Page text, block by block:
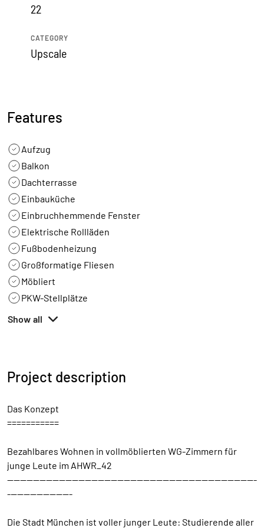
22
CATEGORY
Upscale
Features
Aufzug
Balkon
Dachterrasse
Einbauküche
Einbruchhemmende Fenster
Elektrische Rollläden
Fußbodenheizung
Großformatige Fliesen
Möbliert
PKW-Stellplätze
Show all
Project description
Das Konzept
===========
Bezahlbares Wohnen in vollmöblierten WG-Zimmern für
junge Leute im AHWR_42
-----------------------------------------------------------------------------
--------------------
Die Stadt München ist voller junger Leute: Studierende aller